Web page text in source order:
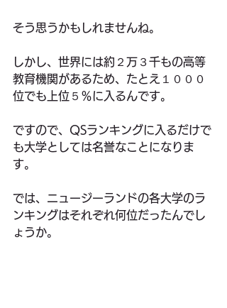
そう思うかもしれませんね。
しかし、世界には約２万３千もの高等
教育機関があるため、たとえ１０００
位でも上位５％に入るんです。
ですので、QSランキングに入るだけで
も大学としては名誉なことになりま
す。
では、ニュージーランドの各大学のラ
ンキングはそれぞれ何位だったんでし
ょうか。